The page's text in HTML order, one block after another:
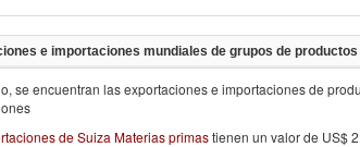
e importaciones mundiales de grupos de productos
se encuentran las exportaciones e importaciones de
de Suiza Materias primastienen un valor de US$